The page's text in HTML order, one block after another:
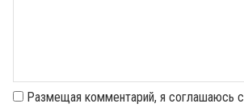
Размещая комментарий, я соглашаюсь с